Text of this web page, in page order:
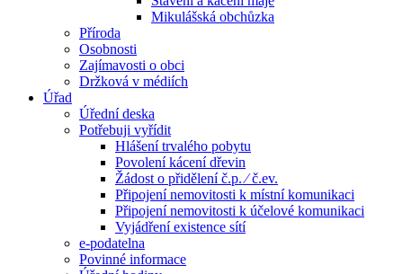
Mikulášská obchůzka
Příroda
Osobnosti
Zajímavosti o obci
Držková v médiích
Úřad
Úřední deska
Potřebuji vyřídit
Hlášení trvalého pobytu
Povolení kácení dřevin
Žádost o přidělení č.p. ⁄ č.ev.
Připojení nemovitosti k místní komunikaci
Připojení nemovitosti k účelové komunikaci
Vyjádření existence sítí
e-podatelna
Povinné informace